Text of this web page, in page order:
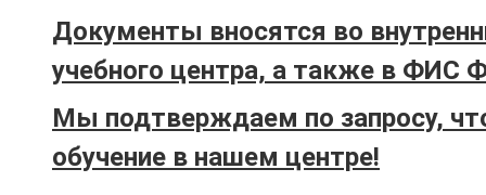
Документы вносятся во
учебного центра, а также в ФИС
Мы подтверждаем по запросу,
обучение в нашем центре!